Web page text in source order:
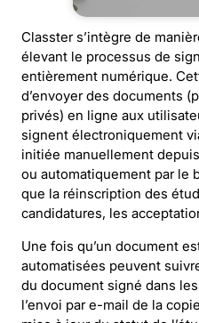
Classter s’intègre de
élevant le processus de
entièrement numérique.
d’envoyer des documents
privés) en ligne aux
signent électroniquement
initiée manuellement
ou automatiquement par le
que la réinscription des
candidatures, les
Une fois qu’un document
automatisées peuvent
du document signé dans
l’envoi par e-mail de la